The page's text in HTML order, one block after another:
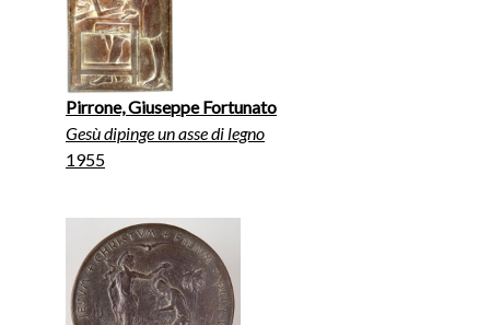
Pirrone, Giuseppe Fortunato
Gesù dipinge un asse di legno
1955